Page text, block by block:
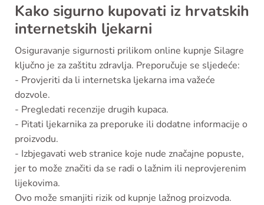
Kako sigurno kupovati iz hrvatskih
internetskih ljekarni
Osiguravanje sigurnosti prilikom online kupnje Silagre
ključno je za zaštitu zdravlja. Preporučuje se sljedeće:
- Provjeriti da li internetska ljekarna ima važeće
dozvole.
- Pregledati recenzije drugih kupaca.
- Pitati ljekarnika za preporuke ili dodatne informacije o
proizvodu.
- Izbjegavati web stranice koje nude značajne popuste,
jer to može značiti da se radi o lažnim ili neprovjerenim
lijekovima.
Ovo može smanjiti rizik od kupnje lažnog proizvoda.